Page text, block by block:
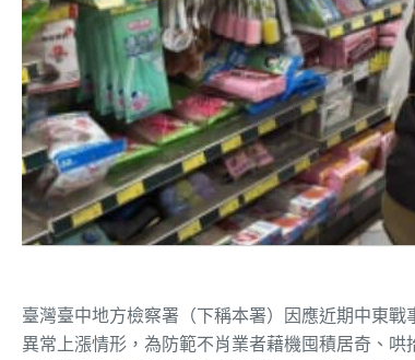
臺灣臺中地方檢察署（下稱本署）因應近期中東
異常上漲情形，為防範不肖業者藉機囤積居奇、哄